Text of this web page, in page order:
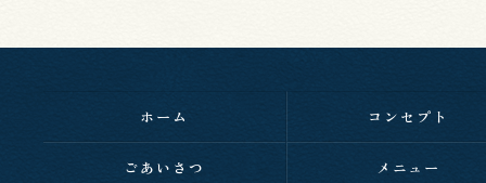
ホーム コンセプト
ごあいさつ メニュー